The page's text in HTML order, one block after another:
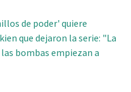
de poder' quiere
que dejaron la serie: "La
bombas empiezan a